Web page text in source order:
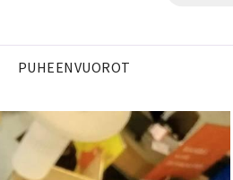
PUHEENVUOROT